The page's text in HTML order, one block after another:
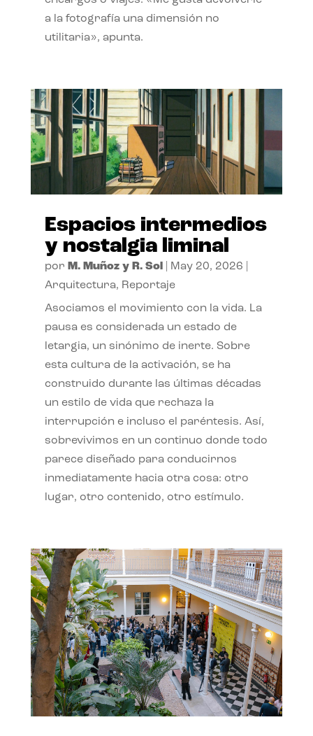
a la fotografía una dimensión no
utilitaria», apunta.
Espacios intermedios
y nostalgia liminal
por M. Muñoz y R. Sol May 20, 2026
Arquitectura, Reportaje
Asociamos el movimiento con la vida. La
pausa es considerada un estado de
letargia, un sinónimo de inerte. Sobre
esta cultura de la activación, se ha
construido durante las últimas décadas
un estilo de vida que rechaza la
interrupción e incluso el paréntesis. Así,
sobrevivimos en un continuo donde todo
parece diseñado para conducirnos
inmediatamente hacia otra cosa: otro
lugar, otro contenido, otro estímulo.